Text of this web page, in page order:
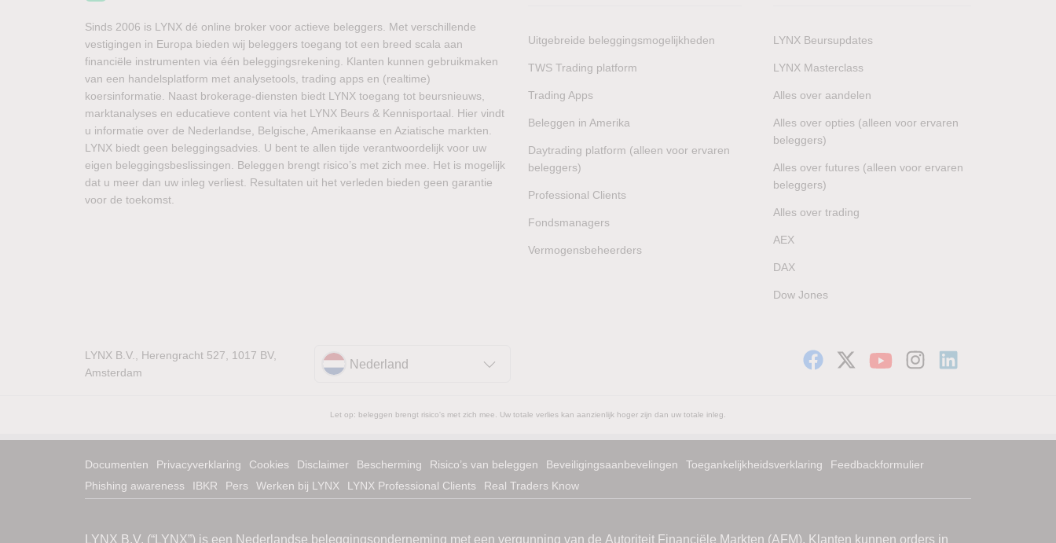
Sinds 2006 is LYNX dé online broker voor actieve beleggers. Met verschillende
vestigingen in Europa bieden wij beleggers toegang tot een breed scala aan
financiële instrumenten via één beleggingsrekening. Klanten kunnen gebruikmaken
van een handelsplatform met analysetools, trading apps en (realtime)
koersinformatie. Naast brokerage-diensten biedt LYNX toegang tot beursnieuws,
marktanalyses en educatieve content via het LYNX Beurs & Kennisportaal. Hier vindt
u informatie over de Nederlandse, Belgische, Amerikaanse en Aziatische markten.
LYNX biedt geen beleggingsadvies. U bent te allen tijde verantwoordelijk voor uw
eigen beleggingsbeslissingen. Beleggen brengt risico’s met zich mee. Het is mogelijk
dat u meer dan uw inleg verliest. Resultaten uit het verleden bieden geen garantie
voor de toekomst.
Uitgebreide beleggingsmogelijkheden
TWS Trading platform
Trading Apps
Beleggen in Amerika
Daytrading platform (alleen voor ervaren
beleggers)
Professional Clients
Fondsmanagers
Vermogensbeheerders
LYNX Beursupdates
LYNX Masterclass
Alles over aandelen
Alles over opties (alleen voor ervaren
beleggers)
Alles over futures (alleen voor ervaren
beleggers)
Alles over trading
AEX
DAX
Dow Jones
LYNX B.V., Herengracht 527, 1017 BV,
Amsterdam
Nederland
Let op: beleggen brengt risico's met zich mee. Uw totale verlies kan aanzienlijk hoger zijn dan uw totale inleg.
Documenten Privacyverklaring Cookies Disclaimer Bescherming Risico’s van beleggen Beveiligingsaanbevelingen Toegankelijkheidsverklaring
Feedbackformulier
Phishing awareness
IBKR Pers Werken bij LYNX LYNX Professional Clients Real Traders Know